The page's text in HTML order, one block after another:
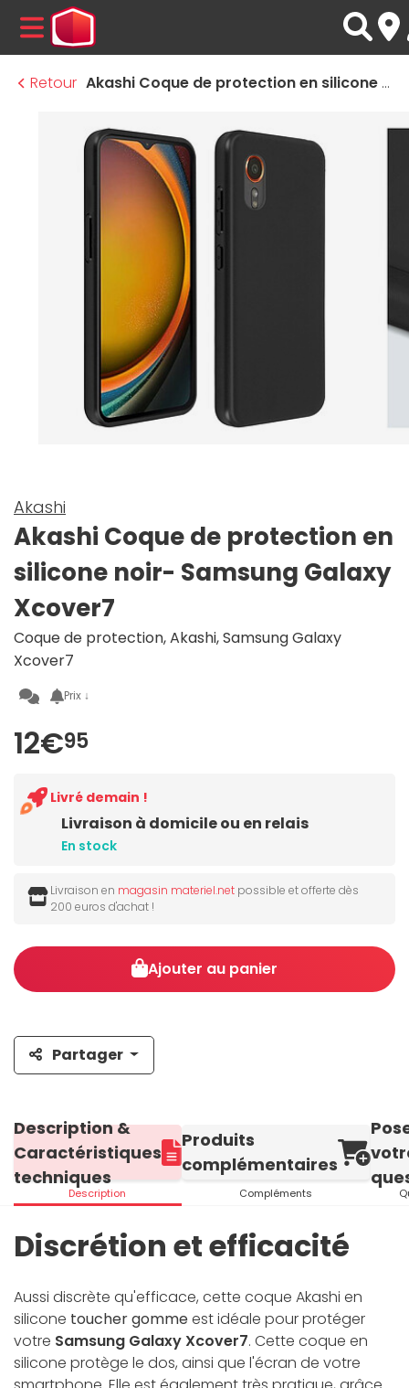
MENU
Retour
Akashi Coque de protection en silicone noir- Samsung Galaxy Xcover7
Akashi
Akashi Coque de protection en
silicone noir- Samsung Galaxy
Xcover7
Coque de protection, Akashi, Samsung Galaxy
Xcover7
Prix ↓
12€95
Livraison à domicile ou en relais
En stock
Livré demain !
Livraison en magasin materiel.net possible et offerte dès
200 euros d'achat !
Ajouter au panier
Partager
Description &
Caractéristiques
techniques
Description
Produits
complémentaires
Compléments
Discrétion et efficacité
Aussi discrète qu'efficace, cette coque Akashi en
silicone toucher gommeest idéale pour protéger
votre Samsung Galaxy Xcover7. Cette coque en
silicone protège le dos, ainsi que l'écran de votre